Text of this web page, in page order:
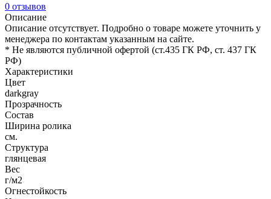
0 отзывов
Описание
Описание отсутствует. Подробно о товаре можете уточнить у
менеджера по контактам указанным на сайте.
* Не являются публичной офертой (ст.435 ГК РФ, cт. 437 ГК
РФ)
Характеристики
Цвет
darkgray
Прозрачность
Состав
Ширина ролика
см.
Структура
глянцевая
Вес
г/м2
Огнестойкость